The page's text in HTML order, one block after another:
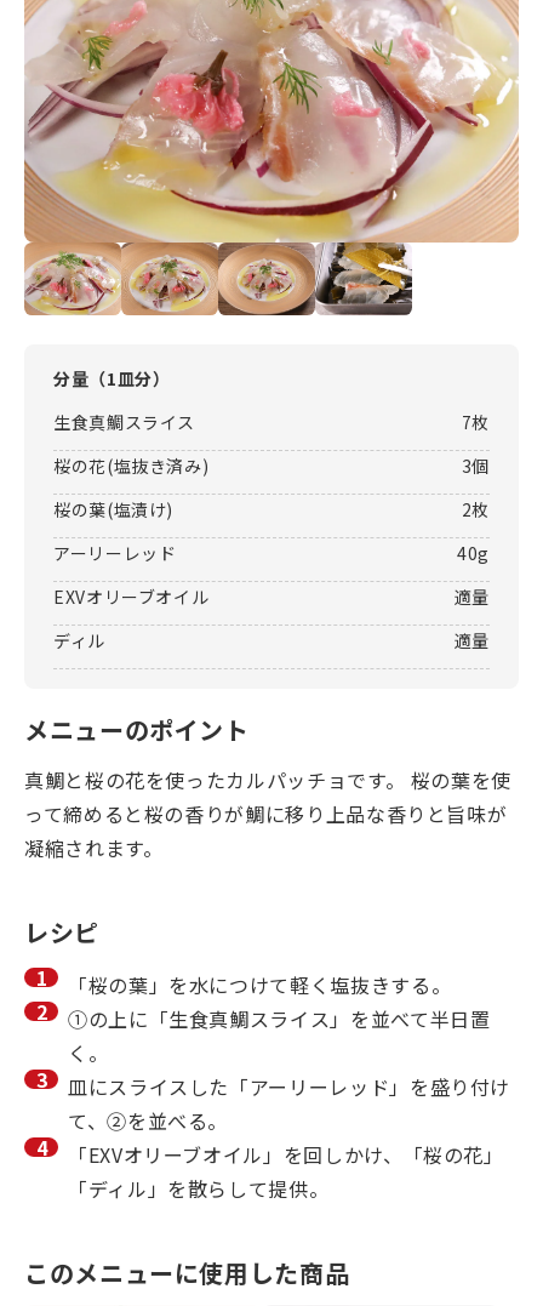
分量（1皿分）
生食真鯛スライス
7枚
桜の花(塩抜き済み)
3個
桜の葉(塩漬け)
2枚
アーリーレッド
40g
EXVオリーブオイル
適量
ディル
適量
メニューのポイント
真鯛と桜の花を使ったカルパッチョです。 桜の葉を使
って締めると桜の香りが鯛に移り上品な香りと旨味が
凝縮されます。
レシピ
「桜の葉」を水につけて軽く塩抜きする。
①の上に「生食真鯛スライス」を並べて半日置
く。
皿にスライスした「アーリーレッド」を盛り付け
て、②を並べる。
「EXVオリーブオイル」を回しかけ、「桜の花」
「ディル」を散らして提供。
このメニューに使用した商品